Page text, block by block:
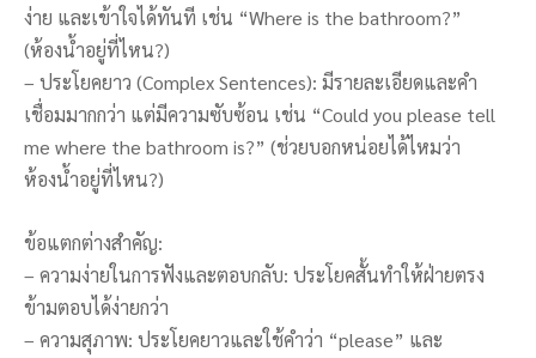
ง่าย และเข้าใจได้ทันที เช่น “Where is the bathroom?”
(ห้องน้ำอยู่ที่ไหน?)
– ประโยคยาว (Complex Sentences): มีรายละเอียดและคำ
เชื่อมมากกว่า แต่มีความซับซ้อน เช่น “Could you please tell
me where the bathroom is?” (ช่วยบอกหน่อยได้ไหมว่า
ห้องน้ำอยู่ที่ไหน?)
ข้อแตกต่างสำคัญ:
– ความง่ายในการฟังและตอบกลับ: ประโยคสั้นทำให้ฝ่ายตรง
ข้ามตอบได้ง่ายกว่า
– ความสุภาพ: ประโยคยาวและใช้คำว่า “please” และ